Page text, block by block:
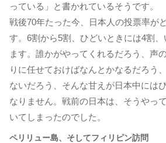
っている」と書かれているそうです。
戦後70年たった今、日本人の投票率が
す。6割から5割、ひどいときには4割
ます。誰かがやってくれるだろう、声
りに任せておけばなんとかなるだろう
ないだろう、そんな甘えが日本中には
なりません。戦前の日本は、そうやっ
いてしまったのでした。
ペリリュー島、そしてフィリピン訪問